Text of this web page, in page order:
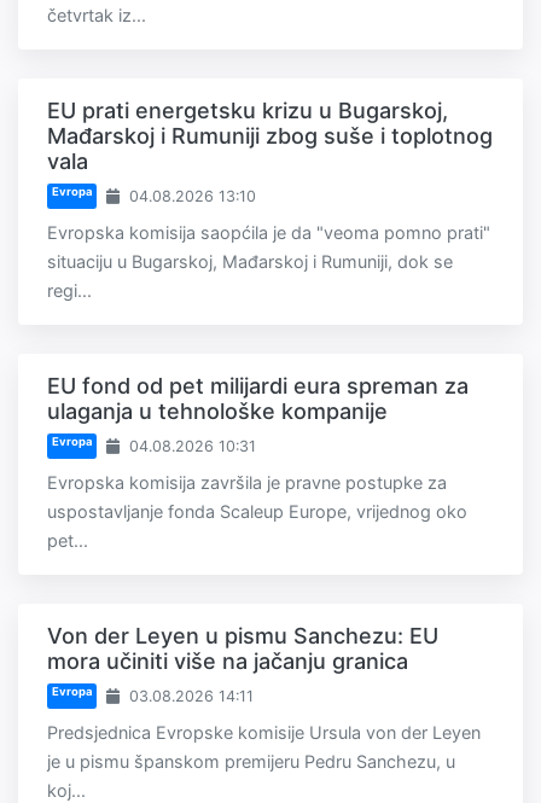
četvrtak iz...
EU prati energetsku krizu u Bugarskoj,
Mađarskoj i Rumuniji zbog suše i toplotnog
vala
Evropa 04.08.2026 13:10
Evropska komisija saopćila je da "veoma pomno prati"
situaciju u Bugarskoj, Mađarskoj i Rumuniji, dok se
regi...
EU fond od pet milijardi eura spreman za
ulaganja u tehnološke kompanije
Evropa 04.08.2026 10:31
Evropska komisija završila je pravne postupke za
uspostavljanje fonda Scaleup Europe, vrijednog oko
pet...
Von der Leyen u pismu Sanchezu: EU
mora učiniti više na jačanju granica
Evropa 03.08.2026 14:11
Predsjednica Evropske komisije Ursula von der Leyen
je u pismu španskom premijeru Pedru Sanchezu, u
koj...